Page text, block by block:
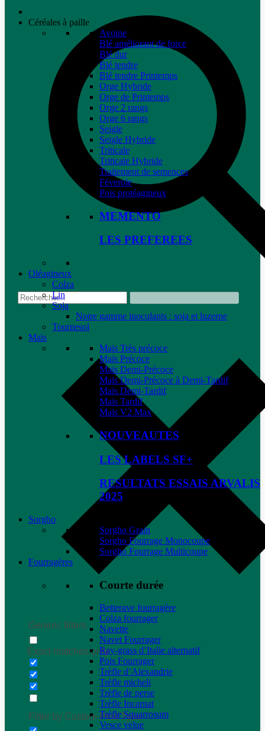
Generic filters
Exact matches only
Filter by Custom Post Type
Céréales à paille
Avoine
Blé améliorant de force
Blé dur
Blé tendre
Blé tendre Printemps
Orge Hybride
Orge de Printemps
Orge 2 rangs
Orge 6 rangs
Seigle
Seigle Hybride
Triticale
Triticale Hybride
Traitement de semences
Féverole
Pois protéagineux
MEMENTO
LES PREFEREES
Oléagineux
Colza
Lin
Soja
Notre gamme inoculants : soja et luzerne
Tournesol
Maïs
Maïs Très précoce
Maïs Précoce
Maïs Demi-Précoce
Maïs Demi-Précoce à Demi-Tardif
Maïs Demi-Tardif
Maïs Tardif
Maïs V2 Max
NOUVEAUTES
LES LABELS SF+
RESULTATS ESSAIS ARVALIS
2025
Sorgho
Sorgho Grain
Sorgho Fourrage Monocoupe
Sorgho Fourrage Multicoupe
Fourragères
Courte durée
Betterave fourragère
Colza fourrager
Navette
Navet Fourrager
Ray-grass d’Italie alternatif
Pois Fourrager
Trèfle d’Alexandrie
Trèfle micheli
Trèfle de perse
Trèfle Incarnat
Trèfle Squarrosum
Vesce velue